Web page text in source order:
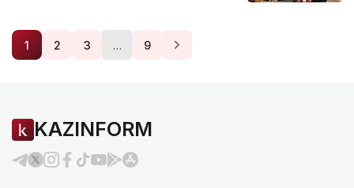
1 2 3 … 9
KAZINFORM